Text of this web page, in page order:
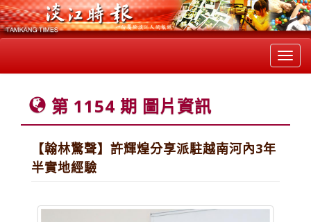
第 1154 期 圖片資訊
【翰林驚聲】許輝煌分享派駐越南河內3年
半實地經驗